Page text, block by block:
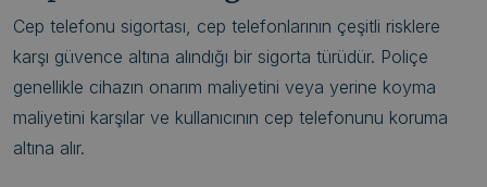
Cep telefonu sigortası, cep telefonlarının çeşitli risklere
karşı güvence altına alındığı bir sigorta türüdür. Poliçe
genellikle cihazın onarım maliyetini veya yerine koyma
maliyetini karşılar ve kullanıcının cep telefonunu koruma
altına alır.